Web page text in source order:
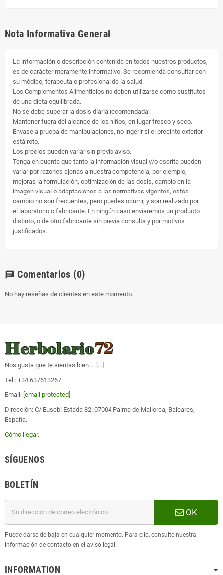
Nota Informativa General
La información o descripción contenida en todos nuestros productos,
es de carácter meramente informativo. Se recomienda consultar con
su médico, terapeuta o profesional de la salud.
Los Complementos Alimenticios no deben utilizarse como sustitutos
de una dieta equilibrada.
No se debe superar la dosis diaria recomendada.
Mantener fuera del alcance de los niños, en lugar fresco y seco.
Envase a prueba de manipulaciones, no ingerir si el precinto exterior
está roto.
Los precios pueden variar sin previo aviso.
Tenga en cuenta que tanto la información visual y/o escrita pueden
variar por razones ajenas a nuestra competencia, por ejemplo,
mejoras la formulación, optimización de las dosis, cambio en la
imagen visual o adaptaciones a las normativas vigentes, estos
cambio no son frecuentes, pero puedes ocurrir, y son realizado por
el laboratorio o fabricante. En ningún caso enviaremos un producto
distinto, o de otro fabricante sin previa consulta y por motivos
justificados.
chat Comentarios (0)
No hay reseñas de clientes en este momento.
Nos gusta que te sientas bien... [...]
Tel.: +34 637613267
Email: [email protected]
Dirección: C/ Eusebi Estada 82. 07004 Palma de Mallorca, Baleares,
España.
Cómo llegar.
SÍGUENOS
BOLETÍN
OK
Puede darse de baja en cualquier momento. Para ello, consulte nuestra
información de contacto en el aviso legal.
INFORMATION